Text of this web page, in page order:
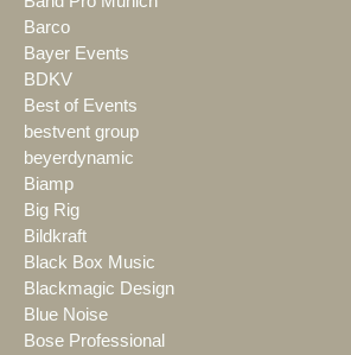
Barco
Bayer Events
BDKV
Best of Events
bestvent group
beyerdynamic
Biamp
Big Rig
Bildkraft
Black Box Music
Blackmagic Design
Blue Noise
Bose Professional